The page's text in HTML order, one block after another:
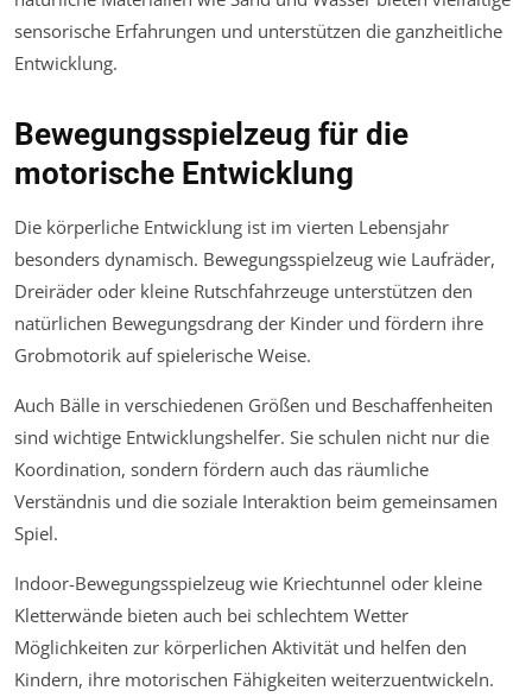
sensorische Erfahrungen und unterstützen die ganzheitliche
Entwicklung.
Bewegungsspielzeug für die
motorische Entwicklung
Die körperliche Entwicklung ist im vierten Lebensjahr
besonders dynamisch. Bewegungsspielzeug wie Laufräder,
Dreiräder oder kleine Rutschfahrzeuge unterstützen den
natürlichen Bewegungsdrang der Kinder und fördern ihre
Grobmotorik auf spielerische Weise.
Auch Bälle in verschiedenen Größen und Beschaffenheiten
sind wichtige Entwicklungshelfer. Sie schulen nicht nur die
Koordination, sondern fördern auch das räumliche
Verständnis und die soziale Interaktion beim gemeinsamen
Spiel.
Indoor-Bewegungsspielzeug wie Kriechtunnel oder kleine
Kletterwände bieten auch bei schlechtem Wetter
Möglichkeiten zur körperlichen Aktivität und helfen den
Kindern, ihre motorischen Fähigkeiten weiterzuentwickeln.